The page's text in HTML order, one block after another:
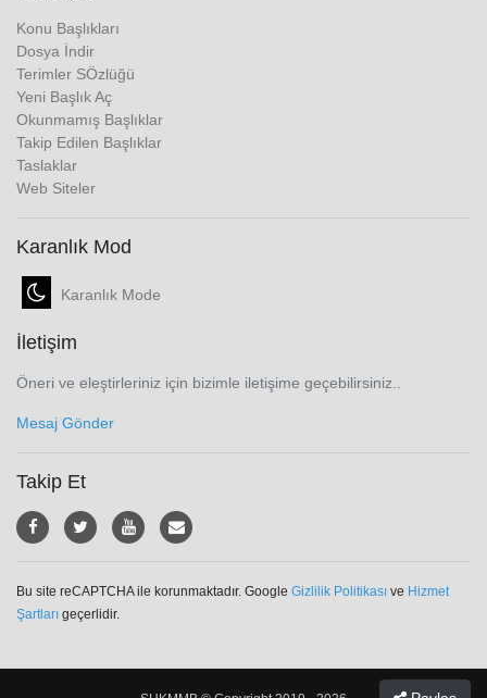
Konu Başlıkları
Dosya İndir
Terimler SÖzlüğü
Yeni Başlık Aç
Okunmamış Başlıklar
Takip Edilen Başlıklar
Taslaklar
Web Siteler
Karanlık Mod
Karanlık Mode
İletişim
Öneri ve eleştirleriniz için bizimle iletişime geçebilirsiniz..
Mesaj Gönder
Takip Et
Bu site reCAPTCHA ile korunmaktadır. Google Gizlilik Politikası ve Hizmet
Şartları geçerlidir.